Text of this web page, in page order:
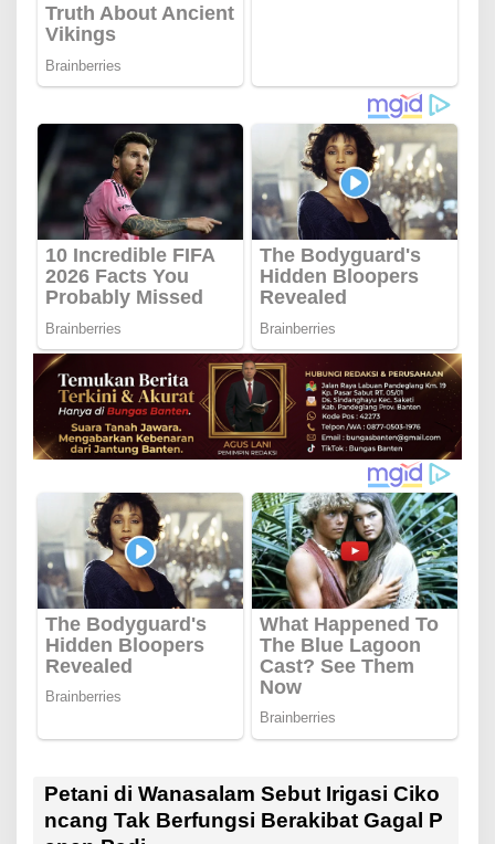
Petani di Wanasalam Sebut Irigasi Ciko
ncang Tak Berfungsi Berakibat Gagal P